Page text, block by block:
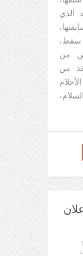
الذي
سقط،
من
من